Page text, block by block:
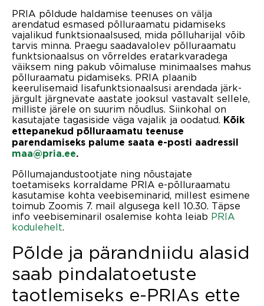
PRIA põldude haldamise teenuses on välja
arendatud esmased põlluraamatu pidamiseks
vajalikud funktsionaalsused, mida põlluharijal võib
tarvis minna. Praegu saadavalolev põlluraamatu
funktsionaalsus on võrreldes eratarkvaradega
väiksem ning pakub võimaluse minimaalses mahus
põlluraamatu pidamiseks. PRIA plaanib
keerulisemaid lisafunktsionaalsusi arendada järk-
järgult järgnevate aastate jooksul vastavalt sellele,
milliste järele on suurim nõudlus. Siinkohal on
kasutajate tagasiside väga vajalik ja oodatud. Kõik
ettepanekud põlluraamatu teenuse
parendamiseks palume saata e-posti aadressil
maa@pria.ee.
Põllumajandustootjate ning nõustajate
toetamiseks korraldame PRIA e-põlluraamatu
kasutamise kohta veebiseminarid, millest esimene
toimub Zoomis 7. mail algusega kell 10.30. Täpse
info veebiseminaril osalemise kohta leiab PRIA
kodulehelt.
Põlde ja pärandniidu alasid
saab pindalatoetuste
taotlemiseks e-PRIAs ette